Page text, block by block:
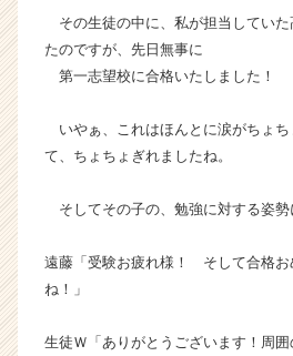
ャ
リ
ア
e
e
C
r
その生徒の中に、私が担当してい
たのですが、先日無事に
第一志望校に合格いたしました！
いやぁ、これはほんとに涙がちょ
て、ちょちょぎれましたね。
そしてその子の、勉強に対する姿勢
遠藤「受験お疲れ様！ そして合格お
ね！」
生徒Ｗ「ありがとうございます！周